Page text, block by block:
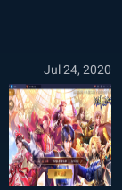
Jul 24, 2020